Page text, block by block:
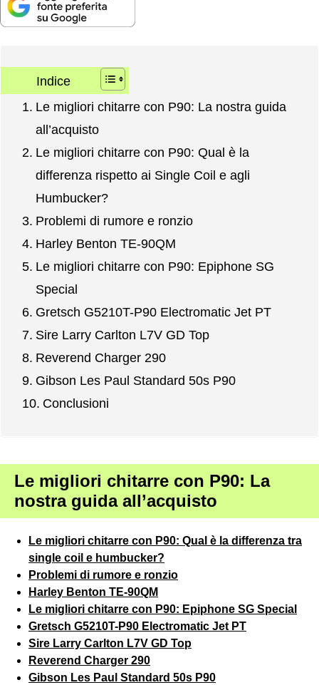
Indice
Le migliori chitarre con P90: La nostra guida
all’acquisto
Le migliori chitarre con P90: Qual è la
differenza rispetto ai Single Coil e agli
Humbucker?
Problemi di rumore e ronzio
Harley Benton TE-90QM
Le migliori chitarre con P90: Epiphone SG
Special
Gretsch G5210T-P90 Electromatic Jet PT
Sire Larry Carlton L7V GD Top
Reverend Charger 290
Gibson Les Paul Standard 50s P90
Conclusioni
Le migliori chitarre con P90: La
nostra guida all’acquisto
Le migliori chitarre con P90: Qual è la differenza tra
single coil e humbucker?
Problemi di rumore e ronzio
Harley Benton TE-90QM
Le migliori chitarre con P90: Epiphone SG Special
Gretsch G5210T-P90 Electromatic Jet PT
Sire Larry Carlton L7V GD Top
Reverend Charger 290
Gibson Les Paul Standard 50s P90